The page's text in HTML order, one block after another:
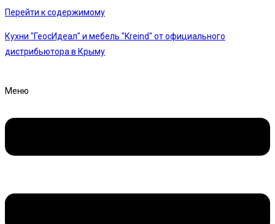
Перейти к содержимому
Кухни "ГеосИдеал" и мебель "Kreind" от официального
дистрибьютора в Крыму
Меню